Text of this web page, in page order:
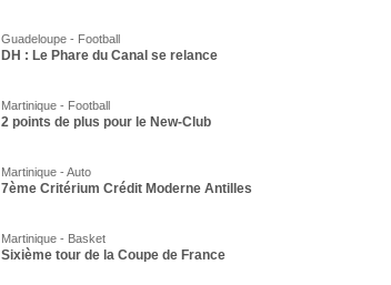
Guadeloupe - Football
DH : Le Phare du Canal se relance
Martinique - Football
2 points de plus pour le New-Club
Martinique - Auto
7ème Critérium Crédit Moderne Antilles
Martinique - Basket
Sixième tour de la Coupe de France